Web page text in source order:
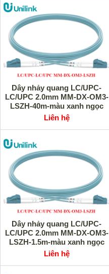
Dây nhảy quang LC/UPC-
LC/UPC 2.0mm MM-DX-OM3-
LSZH-40m-màu xanh ngọc
Unilink UNI-10031 cao cấp
Liên hệ
Dây nhảy quang LC/UPC-
LC/UPC 2.0mm MM-DX-OM3-
LSZH-1.5m-màu xanh ngọc
Unilink UNI-10029 cao cấp
Liên hệ